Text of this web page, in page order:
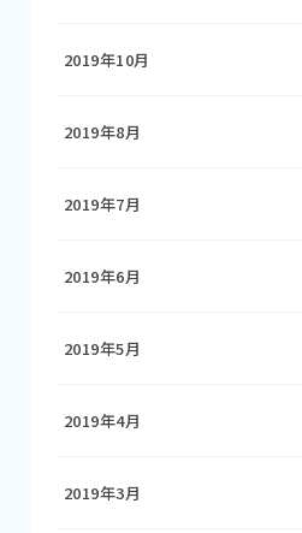
2019年10月
2019年8月
2019年7月
2019年6月
2019年5月
2019年4月
2019年3月